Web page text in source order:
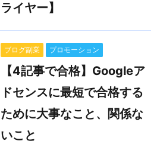
ライヤー】
ブログ副業 プロモーション
【4記事で合格】Googleア
ドセンスに最短で合格する
ために大事なこと、関係な
いこと